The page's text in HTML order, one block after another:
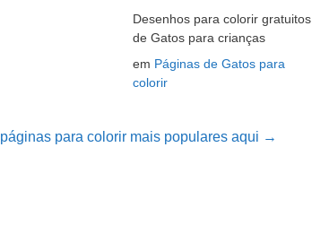
Desenhos para colorir gratuitos
de Gatos para crianças
em Páginas de Gatos para
colorir
páginas para colorir mais populares aqui →